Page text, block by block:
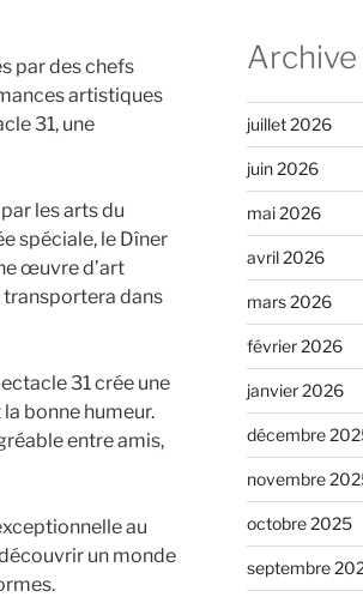
par des chefs
artistiques
31, une
les arts du
spéciale, le Dîner
œuvre d’art
transportera dans
31 crée une
bonne humeur.
entre amis,
au
un monde
Archive
juillet 2026
juin 2026
mai 2026
avril 2026
mars 2026
février 2026
janvier 2026
décembre
novembre
octobre 2025
septembre